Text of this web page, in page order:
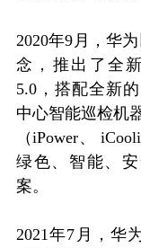
2020年9月，华
念，推出了全
5.0，搭配全新
中心智能巡检机
（iPower、
绿色、智能、
案。
2021年7月，华